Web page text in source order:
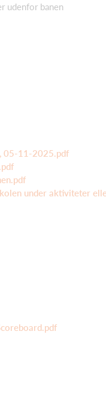
udenfor banen
05-11-2025.pdf
under aktiviteter